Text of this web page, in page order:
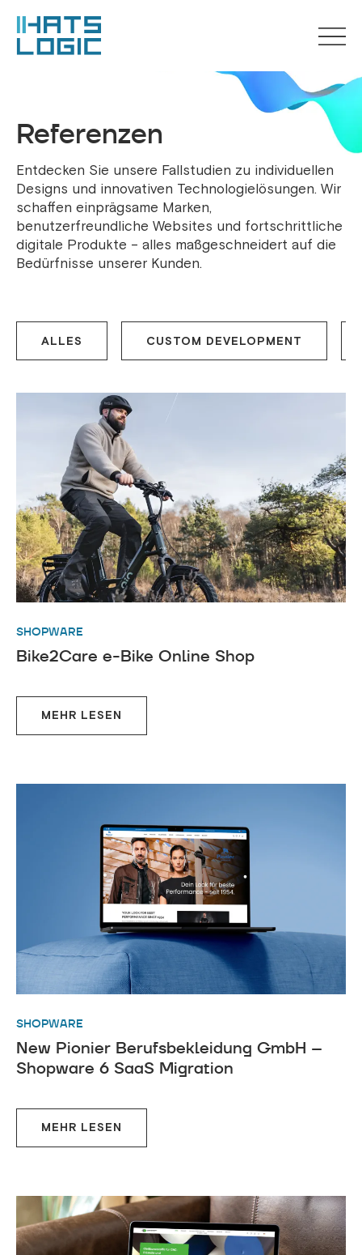
Referenzen
Entdecken Sie unsere Fallstudien zu individuellen
Designs und innovativen Technologielösungen. Wir
schaffen einprägsame Marken,
benutzerfreundliche Websites und fortschrittliche
digitale Produkte – alles maßgeschneidert auf die
Bedürfnisse unserer Kunden.
ALLES CUSTOM DEVELOPMENT
SHOPWARE
Bike2Care e-Bike Online Shop
MEHR LESEN
SHOPWARE
New Pionier Berufsbekleidung GmbH –
Shopware 6 SaaS Migration
MEHR LESEN